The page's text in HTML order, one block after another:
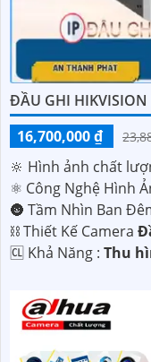
ĐẦU GHI
16,700,000 ₫
🔆 Hình ảnh chất
⚛️ Công Nghệ Hình
🌚 Tầm Nhìn Ban
⛓ Thiết Kế Camera
️🆑 Khả Năng : Thu